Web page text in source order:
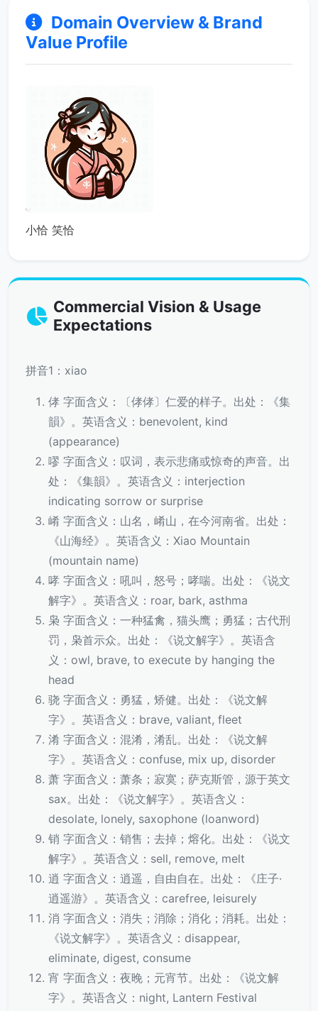
Domain Overview & Brand
Value Profile
小恰 笑恰
Commercial Vision & Usage
Expectations
拼音1：xiao
侾 字面含义：〔侾侾〕仁爱的样子。出处：《集
韻》。英语含义：benevolent, kind
(appearance)
嘐 字面含义：叹词，表示悲痛或惊奇的声音。出
处：《集韻》。英语含义：interjection
indicating sorrow or surprise
崤 字面含义：山名，崤山，在今河南省。出处：
《山海经》。英语含义：Xiao Mountain
(mountain name)
哮 字面含义：吼叫，怒号；哮喘。出处：《说文
解字》。英语含义：roar, bark, asthma
枭 字面含义：一种猛禽，猫头鹰；勇猛；古代刑
罚，枭首示众。出处：《说文解字》。英语含
义：owl, brave, to execute by hanging the
head
骁 字面含义：勇猛，矫健。出处：《说文解
字》。英语含义：brave, valiant, fleet
淆 字面含义：混淆，淆乱。出处：《说文解
字》。英语含义：confuse, mix up, disorder
萧 字面含义：萧条；寂寞；萨克斯管，源于英文
sax。出处：《说文解字》。英语含义：
desolate, lonely, saxophone (loanword)
销 字面含义：销售；去掉；熔化。出处：《说文
解字》。英语含义：sell, remove, melt
逍 字面含义：逍遥，自由自在。出处：《庄子·
逍遥游》。英语含义：carefree, leisurely
消 字面含义：消失；消除；消化；消耗。出处：
《说文解字》。英语含义：disappear,
eliminate, digest, consume
宵 字面含义：夜晚；元宵节。出处：《说文解
字》。英语含义：night, Lantern Festival